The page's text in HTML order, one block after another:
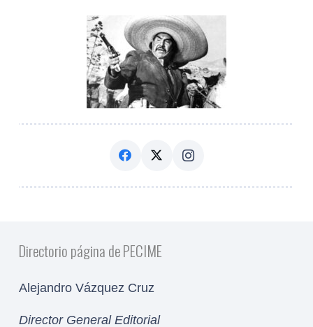
Directorio página de PECIME
Alejandro Vázquez Cruz
Director General Editorial